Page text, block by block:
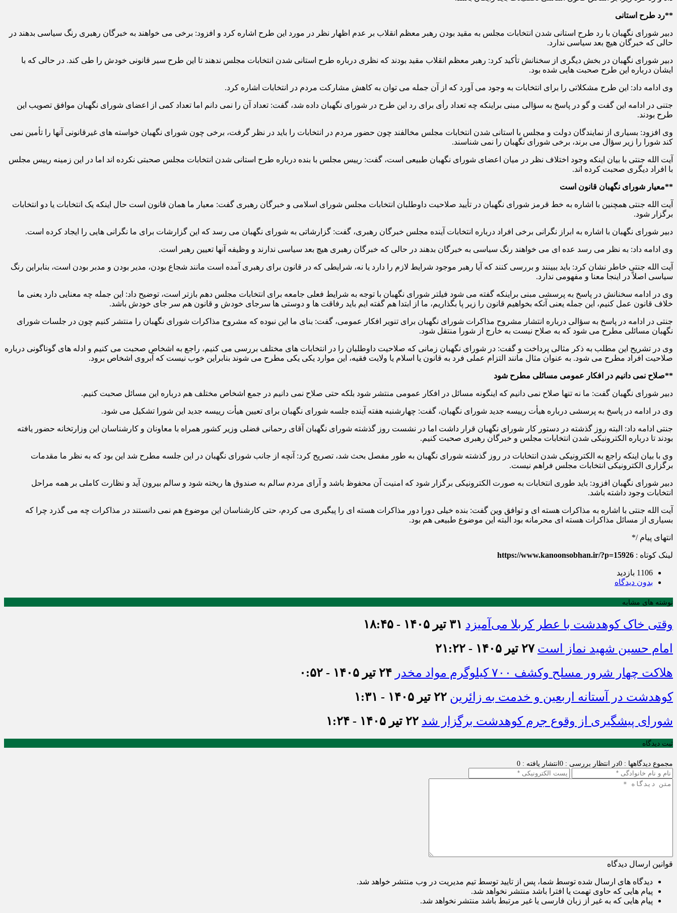
**رد طرح استانی
دبیر شورای نگهبان با رد طرح استانی شدن انتخابات مجلس به مقید بودن رهبر معظم انقلاب بر عدم اظهار نظر در مورد این طرح اشاره کرد و افزود: برخی می خواهند به خبرگان رهبری رنگ سیاسی بدهند در
حالی که خبرگان هیچ بعد سیاسی ندارد.
دبیر شورای نگهبان در بخش دیگری از سخنانش تأکید کرد: رهبر معظم انقلاب مقید بودند که نظری درباره طرح استانی شدن انتخابات مجلس ندهند تا این طرح سیر قانونی خودش را طی کند. در حالی که با
ایشان درباره این طرح صحبت هایی شده بود.
وی ادامه داد: این طرح مشکلاتی را برای انتخابات به وجود می آورد که از آن جمله می توان به کاهش مشارکت مردم در انتخابات اشاره کرد.
جتنی در ادامه این گفت و گو در پاسخ به سؤالی مبنی براینکه چه تعداد رأی برای رد این طرح در شورای نگهبان داده شد، گفت: تعداد آن را نمی دانم اما تعداد کمی از اعضای شورای نگهبان موافق تصویب این
طرح بودند.
وی افزود: بسیاری از نمایندگان دولت و مجلس با استانی شدن انتخابات مجلس مخالفند چون حضور مردم در انتخابات را باید در نظر گرفت، برخی چون شورای نگهبان خواسته های غیرقانونی آنها را تأمین نمی
کند شورا را زیر سؤال می برند، برخی شورای نگهبان را نمی شناسند.
آیت الله جنتی با بیان اینکه وجود اختلاف نظر در میان اعضای شورای نگهبان طبیعی است، گفت: رییس مجلس با بنده درباره طرح استانی شدن انتخابات مجلس صحبتی نکرده اند اما در این زمینه رییس مجلس
با افراد دیگری صحبت کرده اند.
**معیار شورای نگهبان قانون است
آیت الله جنتی همچنین با اشاره به خط قرمز شورای نگهبان در تأیید صلاحیت داوطلبان انتخابات مجلس شورای اسلامی و خبرگان رهبری گفت: معیار ما همان قانون است حال اینکه یک انتخابات یا دو انتخابات
برگزار شود.
دبیر شورای نگهبان با اشاره به ابراز نگرانی برخی افراد درباره انتخابات آینده مجلس خبرگان رهبری، گفت: گزارشاتی به شورای نگهبان می رسد که این گزارشات برای ما نگرانی هایی را ایجاد کرده است.
وی ادامه داد: به نظر می رسد عده ای می خواهند رنگ سیاسی به خبرگان بدهند در حالی که خبرگان رهبری هیچ بعد سیاسی ندارند و وظیفه آنها تعیین رهبر است.
آیت الله جنتی خاطر نشان کرد: باید ببینند و بررسی کنند که آیا رهبر موجود شرایط لازم را دارد یا نه، شرایطی که در قانون برای رهبری آمده است مانند شجاع بودن، مدیر بودن و مدبر بودن است، بنابراین رنگ
سیاسی اصلاً در اینجا معنا و مفهومی ندارد.
وی در ادامه سخنانش در پاسخ به پرسشی مبنی براینکه گفته می شود فیلتر شورای نگهبان با توجه به شرایط فعلی جامعه برای انتخابات مجلس دهم بازتر است، توضیح داد: این جمله چه معنایی دارد یعنی ما
خلاف قانون عمل کنیم، این جمله یعنی آنکه بخواهیم قانون را زیر پا بگذاریم، ما از ابتدا هم گفته ایم باید رفاقت ها و دوستی ها سرجای خودش و قانون هم سر جای خودش باشد.
جنتی در ادامه در پاسخ به سؤالی درباره انتشار مشروح مذاکرات شورای نگهبان برای تنویر افکار عمومی، گفت: بنای ما این نبوده که مشروح مذاکرات شورای نگهبان را منتشر کنیم چون در جلسات شورای
نگهبان مسائلی مطرح می شود که به صلاح نیست به خارج از شورا منتقل شود.
وی در تشریح این مطلب به ذکر مثالی پرداخت و گفت: در شورای نگهبان زمانی که صلاحیت داوطلبان را در انتخابات های مختلف بررسی می کنیم، راجع به اشخاص صحبت می کنیم و ادله های گوناگونی درباره
صلاحیت افراد مطرح می شود. به عنوان مثال مانند التزام عملی فرد به قانون یا اسلام یا ولایت فقیه، این موارد یکی یکی مطرح می شوند بنابراین خوب نیست که آبروی اشخاص برود.
**صلاح نمی دانیم در افکار عمومی مسائلی مطرح شود
دبیر شورای نگهبان گفت: ما نه تنها صلاح نمی دانیم که اینگونه مسائل در افکار عمومی منتشر شود بلکه حتی صلاح نمی دانیم در جمع اشخاص مختلف هم درباره این مسائل صحبت کنیم.
وی در ادامه در پاسخ به پرسشی درباره هیأت رییسه جدید شورای نگهبان، گفت: چهارشنبه هفته آینده جلسه شورای نگهبان برای تعیین هیأت رییسه جدید این شورا تشکیل می شود.
جنتی ادامه داد: البته روز گذشته در دستور کار شورای نگهبان قرار داشت اما در نشست روز گذشته شورای نگهبان آقای رحمانی فضلی وزیر کشور همراه با معاونان و کارشناسان این وزارتخانه حضور یافته
بودند تا درباره الکترونیکی شدن انتخابات مجلس و خبرگان رهبری صحبت کنیم.
وی با بیان اینکه راجع به الکترونیکی شدن انتخابات در روز گذشته شورای نگهبان به طور مفصل بحث شد، تصریح کرد: آنچه از جانب شورای نگهبان در این جلسه مطرح شد این بود که به نظر ما مقدمات
برگزاری الکترونیکی انتخابات مجلس فراهم نیست.
دبیر شورای نگهبان افزود: باید طوری انتخابات به صورت الکترونیکی برگزار شود که امنیت آن محفوظ باشد و آرای مردم سالم به صندوق ها ریخته شود و سالم بیرون آید و نظارت کاملی بر همه مراحل
انتخابات وجود داشته باشد.
آیت الله جنتی با اشاره به مذاکرات هسته ای و توافق وین گفت: بنده خیلی دورا دور مذاکرات هسته ای را پیگیری می کردم، حتی کارشناسان این موضوع هم نمی دانستند در مذاکرات چه می گذرد چرا که
بسیاری از مسائل مذاکرات هسته ای محرمانه بود البته این موضوع طبیعی هم بود.
انتهای پیام /*
لینک کوتاه : https://www.kanoonsobhan.ir/?p=15926
1106 بازدید
بدون دیدگاه
نوشته های مشابه
وقتی خاک کوهدشت با عطر کربلا می‌آمیزد ۳۱ تیر ۱۴۰۵ - ۱۸:۴۵
امام حسین شهید نماز است ۲۷ تیر ۱۴۰۵ - ۲۱:۲۲
هلاکت چهار شرور مسلح وکشف ۷۰۰ کیلوگرم مواد مخدر
۲۴ تیر ۱۴۰۵ - ۰:۵۲
کوهدشت در آستانه اربعین و خدمت‌ به زائرین ۲۲ تیر ۱۴۰۵ - ۱:۳۱
شورای پیشگیری از وقوع جرم کوهدشت برگزار شد ۲۲ تیر ۱۴۰۵ - ۱:۲۴
ثبت دیدگاه
مجموع دیدگاهها : 0 در انتظار بررسی : 0 انتشار یافته : 0
قوانین ارسال دیدگاه
دیدگاه های ارسال شده توسط شما، پس از تایید توسط تیم مدیریت در وب منتشر خواهد شد.
پیام هایی که حاوی تهمت یا افترا باشد منتشر نخواهد شد.
پیام هایی که به غیر از زبان فارسی یا غیر مرتبط باشد منتشر نخواهد شد.